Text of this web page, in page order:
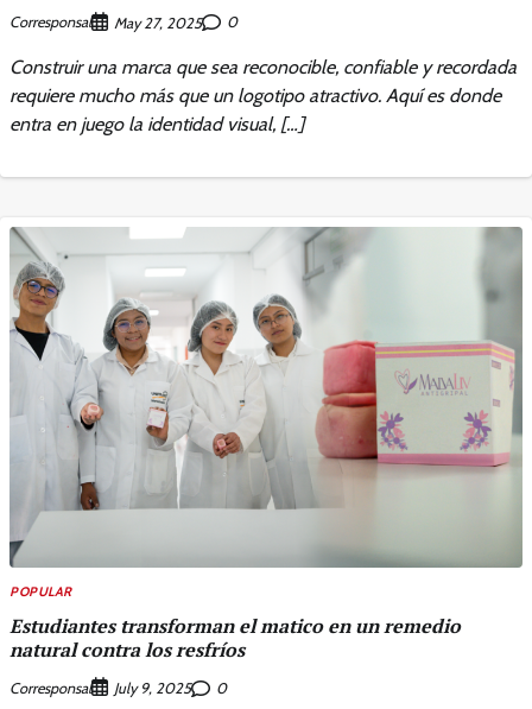
Corresponsal May 27, 2025 0
Construir una marca que sea reconocible, confiable y recordada
requiere mucho más que un logotipo atractivo. Aquí es donde
entra en juego la identidad visual, […]
POPULAR
Estudiantes transforman el matico en un remedio
natural contra los resfríos
Corresponsal July 9, 2025 0